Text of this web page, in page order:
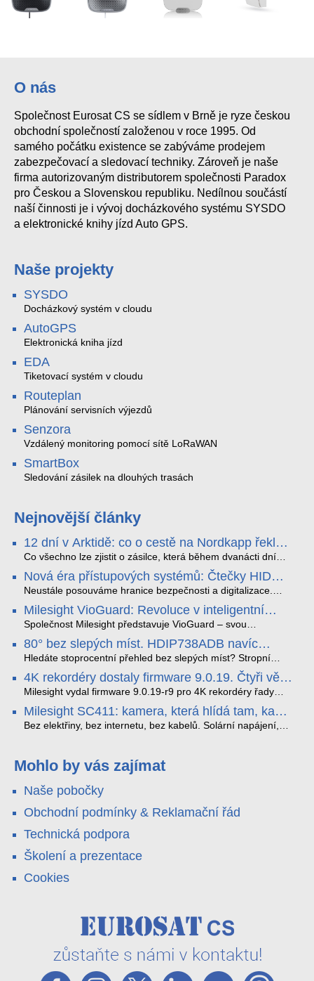
HDSR200 WiFi TUYA siréna s blikačem Ajax StreetSiren ASP white (38178)
O nás
Společnost Eurosat CS se sídlem v Brně je ryze českou
obchodní společností založenou v roce 1995. Od
samého počátku existence se zabýváme prodejem
zabezpečovací a sledovací techniky. Zároveň je naše
firma autorizovaným distributorem společnosti Paradox
pro Českou a Slovenskou republiku. Nedílnou součástí
naší činnosti je i vývoj docházkového systému SYSDO
a elektronické knihy jízd Auto GPS.
Naše projekty
SYSDO
Docházkový systém v cloudu
AutoGPS
Elektronická kniha jízd
EDA
Tiketovací systém v cloudu
Routeplan
Plánování servisních výjezdů
Senzora
Vzdálený monitoring pomocí sítě LoRaWAN
SmartBox
Sledování zásilek na dlouhých trasách
Nejnovější články
12 dní v Arktidě: co o cestě na Nordkapp řekla
data ze SMARTBOX 2 MAX
Co všechno lze zjistit o zásilce, která během dvanácti dní
projede Arktidou? SMARTBOX 2 MAX jsme vzali na trasu z
Tromsø přes Lofoty, Kirunu a finské Laponsko až na
Nordkapp. Bez jediného dobití, v mrazu až −13 °C a mimo
stabilní mobilní signál zaznamenával polohu, teplotu, světlo,
otřesy i náklon. Výsledkem není jen čára na mapě, ale
podrobný datový příběh celé cesty.
Nová éra přístupových systémů: Čtečky HID
Signo
Neustále posouváme hranice bezpečnosti a digitalizace.
Rádi bychom Vám proto představili naši nejnovější nabídku
v oblasti kontroly přístupu – moderní a vysoce univerzální
čtečky HID Signo.
Milesight VioGuard: Revoluce v inteligentní
detekci dopravních přestupků
Společnost Milesight představuje VioGuard – svou
nejnovější proprietární technologii pro pokročilou detekci
dopravních přestupků. Tento systém, poháněný
sofistikovanými algoritmy umělé inteligence (AI), je navržen
tak, aby poskytoval komplexní nástroje pro vymáhání
dopravních předpisů, zvyšoval bezpečnost na silnicích a
optimalizoval plynulost dopravy v moderních městech.
80° bez slepých míst. HDIP738ADB navíc
streamuje na YouTube – bez PC.
Hledáte stoprocentní přehled bez slepých míst? Stropní
panoramatická kamera HDIP738ADB skládá obraz ze dvou
4MP senzorů SONY do jednoho čistého 180° záběru bez
zkreslení. K tomu přidává AI detekci osob a vozidel,
obousměrný zvuk a unikátní možnost přímého vysílání na
YouTube – bez běžícího počítače.
4K rekordéry dostaly firmware 9.0.19. Čtyři věci,
které musíte vědět.
Milesight vydal firmware 9.0.19-r9 pro 4K rekordéry řady
H.265. Pokud tyhle systémy instalujete, jsou tu čtyři věci,
které vám zjednoduší práci – a jedna z nich vám ušetří
spoustu zbytečných výjezdů k zákazníkům.
Milesight SC411: kamera, která hlídá tam, kam
kabel nedosáhne
Bez elektřiny, bez internetu, bez kabelů. Solární napájení,
váš telefon. Podívejte se na video.
Mohlo by vás zajímat
Naše pobočky
Obchodní podmínky & Reklamační řád
Technická podpora
Školení a prezentace
Cookies